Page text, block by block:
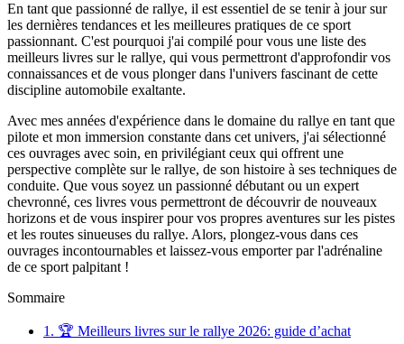
En tant que passionné de rallye, il est essentiel de se tenir à jour sur
les dernières tendances et les meilleures pratiques de ce sport
passionnant. C'est pourquoi j'ai compilé pour vous une liste des
meilleurs livres sur le rallye, qui vous permettront d'approfondir vos
connaissances et de vous plonger dans l'univers fascinant de cette
discipline automobile exaltante.
Avec mes années d'expérience dans le domaine du rallye en tant que
pilote et mon immersion constante dans cet univers, j'ai sélectionné
ces ouvrages avec soin, en privilégiant ceux qui offrent une
perspective complète sur le rallye, de son histoire à ses techniques de
conduite. Que vous soyez un passionné débutant ou un expert
chevronné, ces livres vous permettront de découvrir de nouveaux
horizons et de vous inspirer pour vos propres aventures sur les pistes
et les routes sinueuses du rallye. Alors, plongez-vous dans ces
ouvrages incontournables et laissez-vous emporter par l'adrénaline
de ce sport palpitant !
Sommaire
1. 🏆 Meilleurs livres sur le rallye 2026: guide d’achat